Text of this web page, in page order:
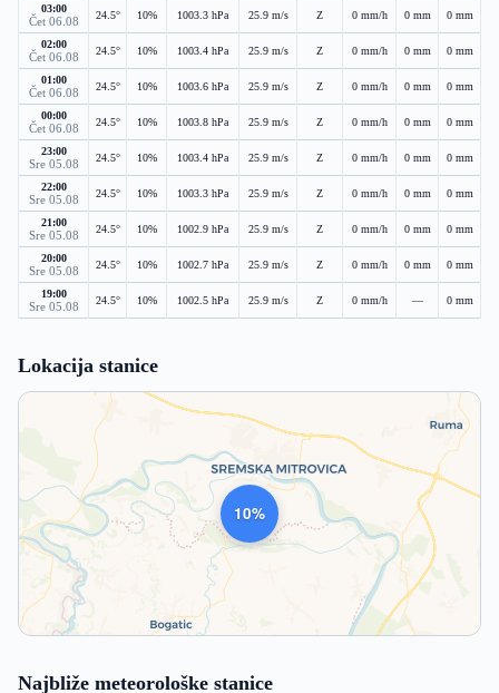
03:00
Čet 06.08 24.5° 10% 1003.3 hPa 25.9 m/s Z 0 mm/h 0 mm 0 mm
02:00
Čet 06.08 24.5° 10% 1003.4 hPa 25.9 m/s Z 0 mm/h 0 mm 0 mm
01:00
Čet 06.08 24.5° 10% 1003.6 hPa 25.9 m/s Z 0 mm/h 0 mm 0 mm
00:00
Čet 06.08 24.5° 10% 1003.8 hPa 25.9 m/s Z 0 mm/h 0 mm 0 mm
23:00
Sre 05.08 24.5° 10% 1003.4 hPa 25.9 m/s Z 0 mm/h 0 mm 0 mm
22:00
Sre 05.08 24.5° 10% 1003.3 hPa 25.9 m/s Z 0 mm/h 0 mm 0 mm
21:00
Sre 05.08 24.5° 10% 1002.9 hPa 25.9 m/s Z 0 mm/h 0 mm 0 mm
20:00
Sre 05.08 24.5° 10% 1002.7 hPa 25.9 m/s Z 0 mm/h 0 mm 0 mm
19:00
Sre 05.08 24.5° 10% 1002.5 hPa 25.9 m/s Z 0 mm/h — 0 mm
Lokacija stanice
1002
Najbliže meteorološke stanice